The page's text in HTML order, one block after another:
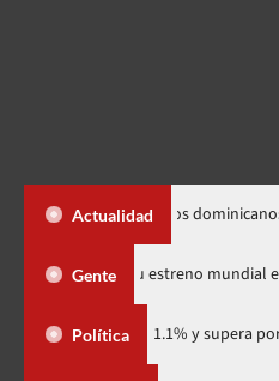
Actualidad
de dos dominicanos por
Gente
«Godzilla Minus Zero» tendrá su
Política
con 41.1% y supera por más de